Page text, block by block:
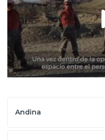
Prensa
Trabaja en Codelco
Transparencia activa
Canales de denuncia
Andina